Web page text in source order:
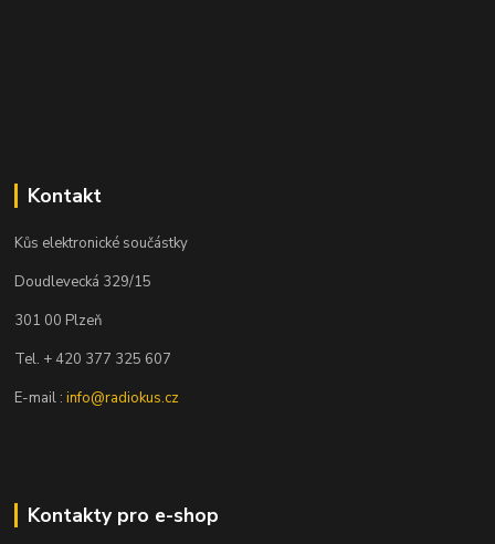
Kontakt
Kůs elektronické součástky
Doudlevecká 329/15
301 00 Plzeň
Tel. + 420 377 325 607
E-mail :info@radiokus.cz
Kontakty pro e-shop